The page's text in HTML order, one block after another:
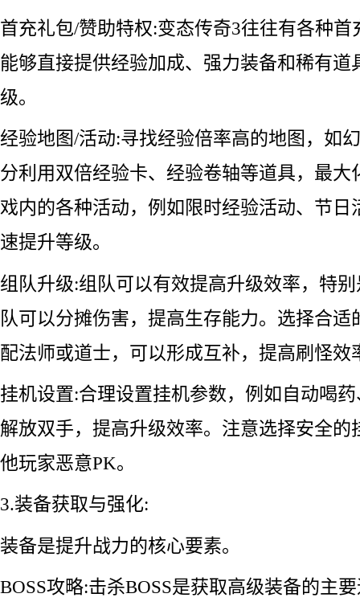
首充礼包/赞助特权:变态传奇3往往有各种
能够直接提供经验加成、强力装备和稀有道
级。
经验地图/活动:寻找经验倍率高的地图，如
分利用双倍经验卡、经验卷轴等道具，最大
戏内的各种活动，例如限时经验活动、节日
速提升等级。
组队升级:组队可以有效提高升级效率，特
队可以分摊伤害，提高生存能力。选择合适
配法师或道士，可以形成互补，提高刷怪效
挂机设置:合理设置挂机参数，例如自动喝
解放双手，提高升级效率。注意选择安全的
他玩家恶意PK。
3.装备获取与强化:
装备是提升战力的核心要素。
BOSS攻略:击杀BOSS是获取高级装备的主